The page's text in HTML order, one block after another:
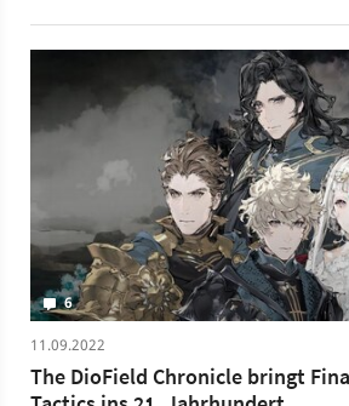
6
11.09.2022
The DioField Chronicle bringt